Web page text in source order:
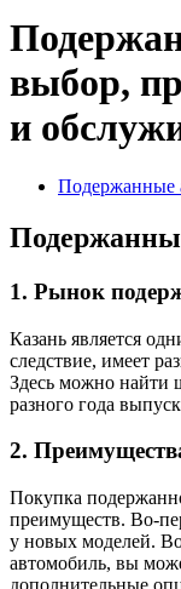
выбор,
и
Подержанные
1. Рынок
Казань является
следствие, имеет
Здесь можно найти
разного года
2.
Покупка
преимуществ. Во-
у новых моделей.
автомобиль, вы
дополнительные